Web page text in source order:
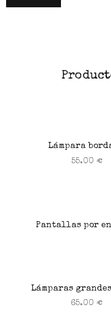
Lámpara
55.00 €
Pantallas por
Lámparas
65.00 €